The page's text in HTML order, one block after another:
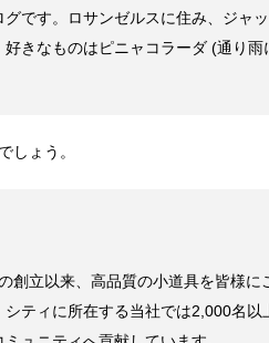
です。ロサンゼルスに住み、ジャ
きなものはピニャコラーダ (通り雨
しょう。
創立以来、高品質の小道具を皆様に
ティに所在する当社では2,000名以